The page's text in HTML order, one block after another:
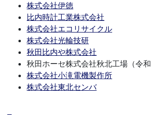
株式会社伊徳
比内時計工業株式会社
株式会社エコリサイクル
株式会社光輪技研
秋田比内や株式会社
秋田ホーセ株式会社秋北工場（令和
株式会社小滝電機製作所
株式会社東北センバ